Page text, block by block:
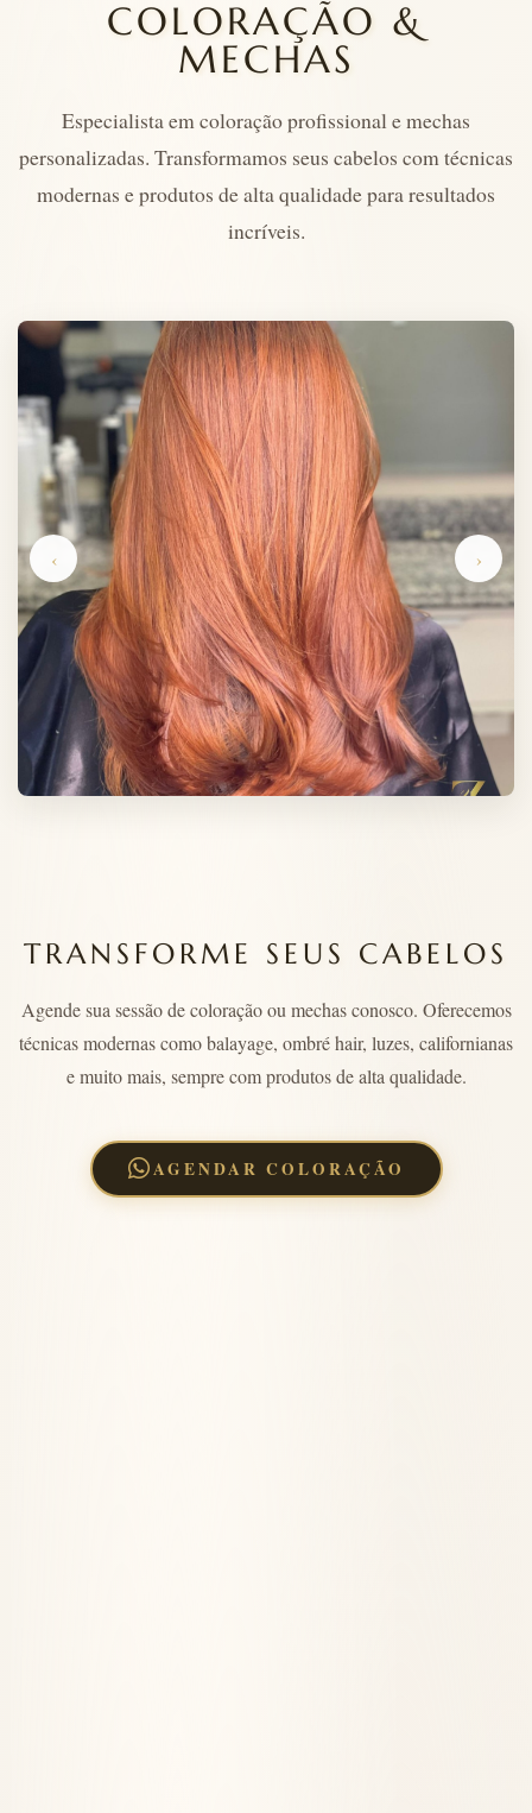
COLORAÇÃO &
MECHAS
Especialista em coloração profissional e mechas
personalizadas. Transformamos seus cabelos com técnicas
modernas e produtos de alta qualidade para resultados
incríveis.
‹ ›
TRANSFORME SEUS CABELOS
Agende sua sessão de coloração ou mechas conosco. Oferecemos
técnicas modernas como balayage, ombré hair, luzes, californianas
e muito mais, sempre com produtos de alta qualidade.
AGENDAR COLORAÇÃO